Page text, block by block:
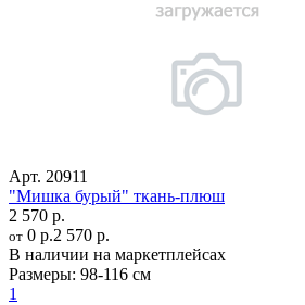
Арт. 20911
"Мишка бурый" ткань-плюш
2 570 р.
от 0 р.2 570 р.
В наличии на маркетплейсах
Размеры: 98-116 см
1